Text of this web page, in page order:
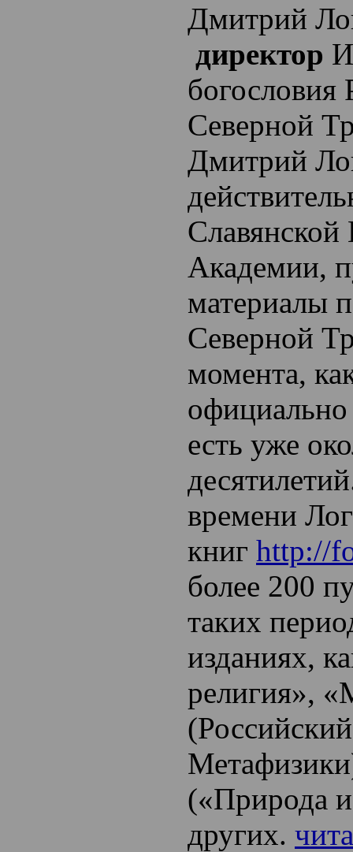
Дмитрий
директор
богословия
Северной
Дмитрий
Академии,
материалы
Северной
момента,
есть уже
времени
книг http://
более 200
таких
изданиях,
религия»,
(«Природа
других.